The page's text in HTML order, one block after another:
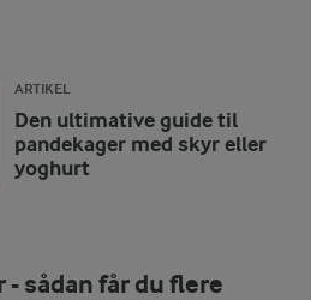
ARTIKEL
Den ultimative guide til
pandekager med skyr eller
yoghurt
sådan får du flere